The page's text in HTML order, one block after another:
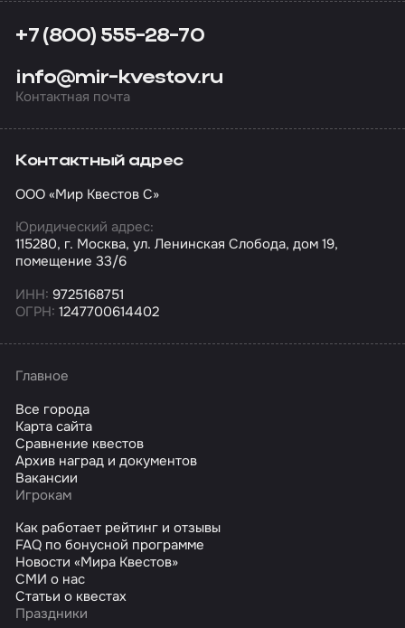
+7 (800) 555-28-70
info@mir-kvestov.ru
Контактная почта
Контактный адрес
ООО «Мир Квестов С»
Юридический адрес:
115280, г. Москва, ул. Ленинская Слобода, дом 19,
помещение 33/6
ИНН: 9725168751
ОГРН: 1247700614402
Главное
Все города
Карта сайта
Сравнение квестов
Архив наград и документов
Вакансии
Игрокам
Как работает рейтинг и отзывы
FAQ по бонусной программе
Новости «Мира Квестов»
СМИ о нас
Статьи о квестах
Праздники